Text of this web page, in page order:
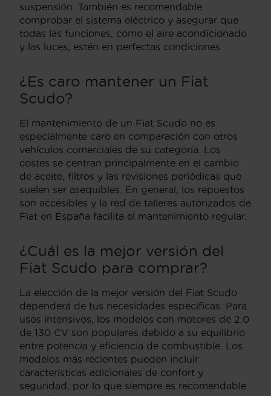
suspensión. También es recomendable
comprobar el sistema eléctrico y asegurar que
todas las funciones, como el aire acondicionado
y las luces, estén en perfectas condiciones.
¿Es caro mantener un Fiat
Scudo?
El mantenimiento de un Fiat Scudo no es
especialmente caro en comparación con otros
vehículos comerciales de su categoría. Los
costes se centran principalmente en el cambio
de aceite, filtros y las revisiones periódicas que
suelen ser asequibles. En general, los repuestos
son accesibles y la red de talleres autorizados de
Fiat en España facilita el mantenimiento regular.
¿Cuál es la mejor versión del
Fiat Scudo para comprar?
La elección de la mejor versión del Fiat Scudo
dependerá de tus necesidades específicas. Para
usos intensivos, los modelos con motores de 2.0
de 130 CV son populares debido a su equilibrio
entre potencia y eficiencia de combustible. Los
modelos más recientes pueden incluir
características adicionales de confort y
seguridad, por lo que siempre es recomendable